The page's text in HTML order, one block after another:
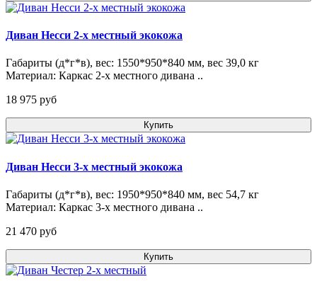
Диван Несси 2-х местный экокожа
Габариты (д*г*в), вес: 1550*950*840 мм, вес 39,0 кг
Материал: Каркас 2-х местного дивана ..
18 975 pуб
Купить
Диван Несси 3-х местный экокожа
Габариты (д*г*в), вес: 1950*950*840 мм, вес 54,7 кг
Материал: Каркас 3-х местного дивана ..
21 470 pуб
Купить